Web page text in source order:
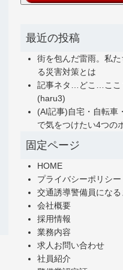
最近の投稿
街を包んだ雷雨。私た
る災害対策とは
記事ネタ…どこ…ここ
(haru3)
(AI記事)自宅・自転車
で気をつけたい4つの
固定ページ
HOME
プライバシーポリシー
交通誘導警備員になる
会社概要
採用情報
業務内容
求人お問い合わせ
社員紹介